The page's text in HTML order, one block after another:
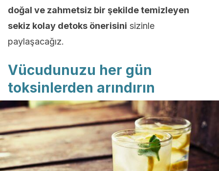
doğal ve zahmetsiz bir şekilde temizleyen
sekiz kolay detoks önerisini sizinle
paylaşacağız.
Vücudunuzu her gün
toksinlerden arındırın